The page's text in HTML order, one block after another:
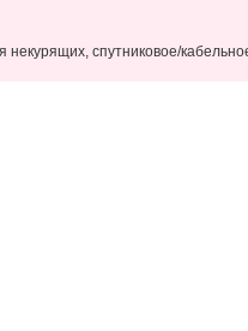
спутниковое/